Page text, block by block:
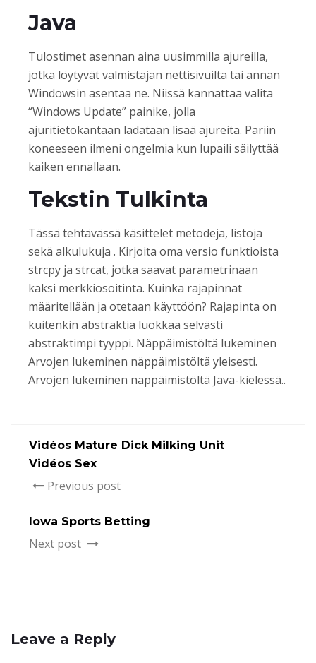
Java
Tulostimet asennan aina uusimmilla ajureilla,
jotka löytyvät valmistajan nettisivuilta tai annan
Windowsin asentaa ne. Niissä kannattaa valita
“Windows Update” painike, jolla
ajuritietokantaan ladataan lisää ajureita. Pariin
koneeseen ilmeni ongelmia kun lupaili säilyttää
kaiken ennallaan.
Tekstin Tulkinta
Tässä tehtävässä käsittelet metodeja, listoja
sekä alkulukuja . Kirjoita oma versio funktioista
strcpy ja strcat, jotka saavat parametrinaan
kaksi merkkiosoitinta. Kuinka rajapinnat
määritellään ja otetaan käyttöön? Rajapinta on
kuitenkin abstraktia luokkaa selvästi
abstraktimpi tyyppi. Näppäimistöltä lukeminen
Arvojen lukeminen näppäimistöltä yleisesti.
Arvojen lukeminen näppäimistöltä Java-kielessä..
Vidéos Mature Dick Milking Unit
Vidéos Sex
Previous post
Iowa Sports Betting
Next post
Leave a Reply